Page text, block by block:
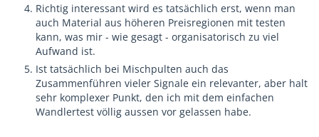
Richtig interessant wird es tatsächlich erst, wenn man
auch Material aus höheren Preisregionen mit testen
kann, was mir - wie gesagt - organisatorisch zu viel
Aufwand ist.
Ist tatsächlich bei Mischpulten auch das
Zusammenführen vieler Signale ein relevanter, aber halt
sehr komplexer Punkt, den ich mit dem einfachen
Wandlertest völlig aussen vor gelassen habe.